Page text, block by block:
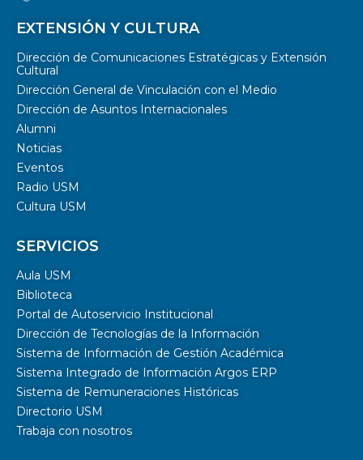
EXTENSIÓN Y CULTURA
Dirección de Comunicaciones Estratégicas y Extensión
Cultural
Dirección General de Vinculación con el Medio
Dirección de Asuntos Internacionales
Alumni
Noticias
Eventos
Radio USM
Cultura USM
SERVICIOS
Aula USM
Biblioteca
Portal de Autoservicio Institucional
Dirección de Tecnologías de la Información
Sistema de Información de Gestión Académica
Sistema Integrado de Información Argos ERP
Sistema de Remuneraciones Históricas
Directorio USM
Trabaja con nosotros